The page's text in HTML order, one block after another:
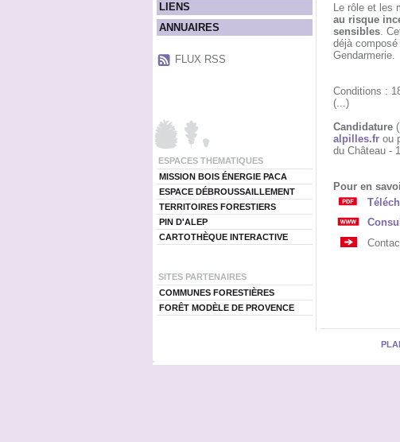
LIENS
ANNUAIRES
FLUX RSS
ESPACES THEMATIQUES
MISSION BOIS ÉNERGIE PACA
ESPACE DÉBROUSSAILLEMENT
TERRITOIRES FORESTIERS
PIN D'ALEP
CARTOTHÈQUE INTERACTIVE
SITES PARTENAIRES
COMMUNES FORESTIÈRES
FORÊT MODÈLE DE PROVENCE
Le rôle et les
au risque
sensibles.
déjà
Gendarmerie.
Conditions :
(...)
Candidature
alpilles.frou
du Château -
Pour en